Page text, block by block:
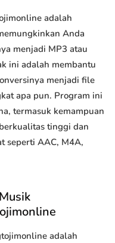
adalah
Anda
menjadi MP3 atau
ini adalah membantu
menjadi file
apa pun. Program ini
termasuk kemampuan
tinggi dan
seperti AAC, M4A,
adalah